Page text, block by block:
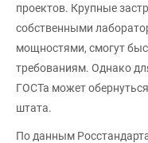
проектов. Крупные
собственными
мощностями, смогут
требованиям. Однако
ГОСТа может
штата.
По данным